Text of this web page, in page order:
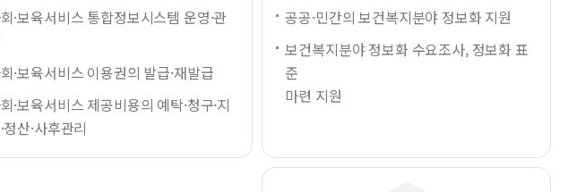
·보육서비스 통합정보시스템 운영·관
·보육서비스 이용권의 발급·재발급
·보육서비스 제공비용의 예탁·청구·지
정산·사후관리
공공·민간의 보건복지분야 정보화 지원
보건복지분야 정보화 수요조사, 정보화 표
준
마련 지원